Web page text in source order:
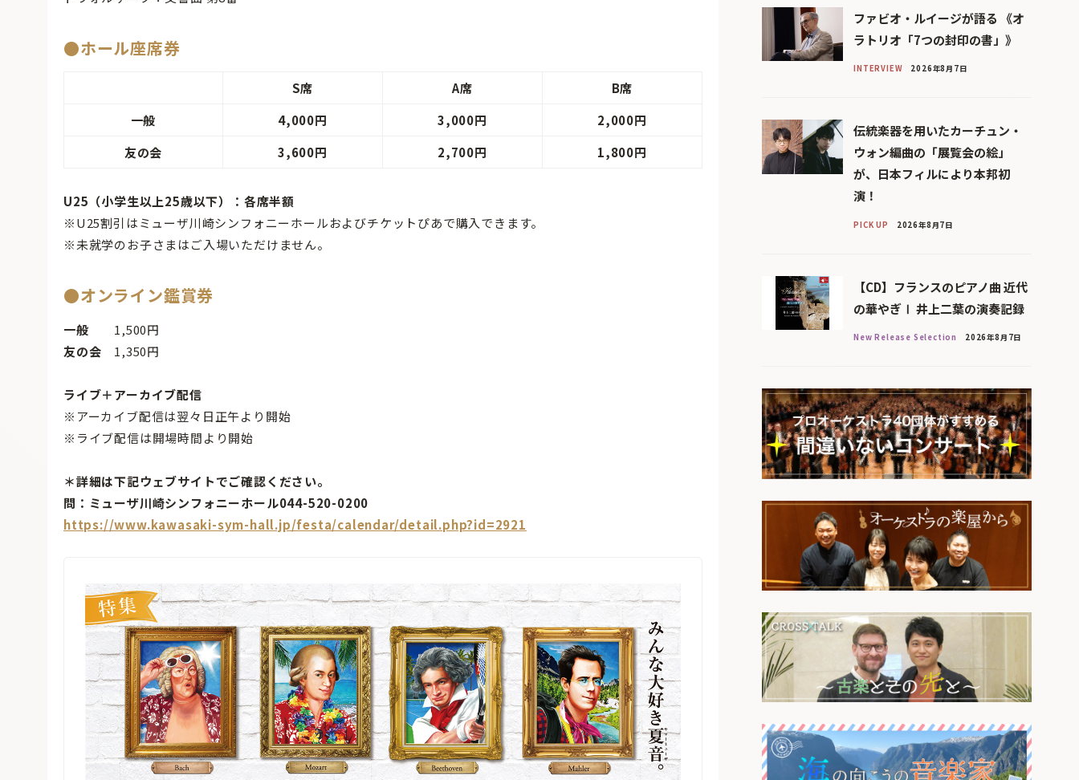
●ホール座席券
S席 A席
B席
一般
4,000円 3,000円
2,000円
友の会
3,600円 2,700円 1,800円
U25（小学生以上25歳以下）：各席半額
※U25割引はミューザ川崎シンフォニーホールおよびチケットぴあで購入できます。
※未就学のお子さまはご入場いただけません。
●オンライン鑑賞券
一般 1,500円
友の会 1,350円
ライブ＋アーカイブ配信
※アーカイブ配信は翌々日正午より開始
※ライブ配信は開場時間より開始
＊詳細は下記ウェブサイトでご確認ください。
問：ミューザ川崎シンフォニーホール044-520-0200
https://www.kawasaki-sym-hall.jp/festa/calendar/detail.php?id=2921
ファビオ・ルイージが語る 《オ
ラトリオ「7つの封印の書」》
INTERVIEW 2026年8月7日
伝統楽器を用いたカーチュン・
ウォン編曲の「展覧会の絵」
が、日本フィルにより本邦初
演！
PICK UP 2026年8月7日
【CD】フランスのピアノ曲 近代
の華やぎⅠ 井上二葉の演奏記録
New Release Selection 2026年8月7日